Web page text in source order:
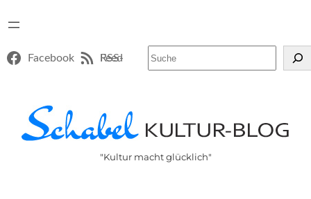
Facebook RSS-Feed
"Kultur macht glücklich"